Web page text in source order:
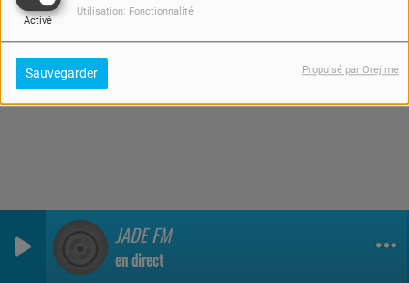
Activé
Utilisation: Fonctionnalité
Sauvegarder Propulsé par Orejime
JADE FM
en direct
0